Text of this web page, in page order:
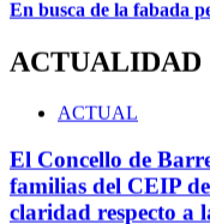
En busca de la fabada
ACTUALIDAD
ACTUAL
El Concello de
familias del CEIP
claridad respecto a